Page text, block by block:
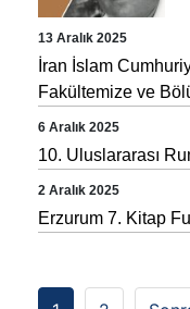
13 Aralık 2025
İran İslam
Fakültemize ve
6 Aralık 2025
10. Uluslararası
2 Aralık 2025
Erzurum 7. Kitap